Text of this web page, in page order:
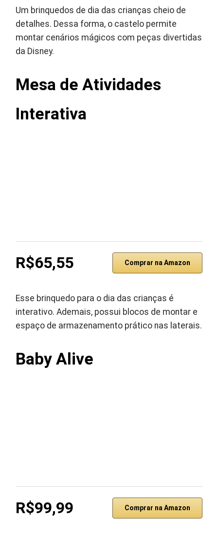
Um brinquedos de dia das crianças cheio de
detalhes. Dessa forma, o castelo permite
montar cenários mágicos com peças divertidas
da Disney.
Mesa de Atividades
Interativa ‎
R$65,55 Comprar na Amazon
Esse brinquedo para o dia das crianças é
interativo. Ademais, possui blocos de montar e
espaço de armazenamento prático nas laterais.
Baby Alive ‎
R$99,99 Comprar na Amazon